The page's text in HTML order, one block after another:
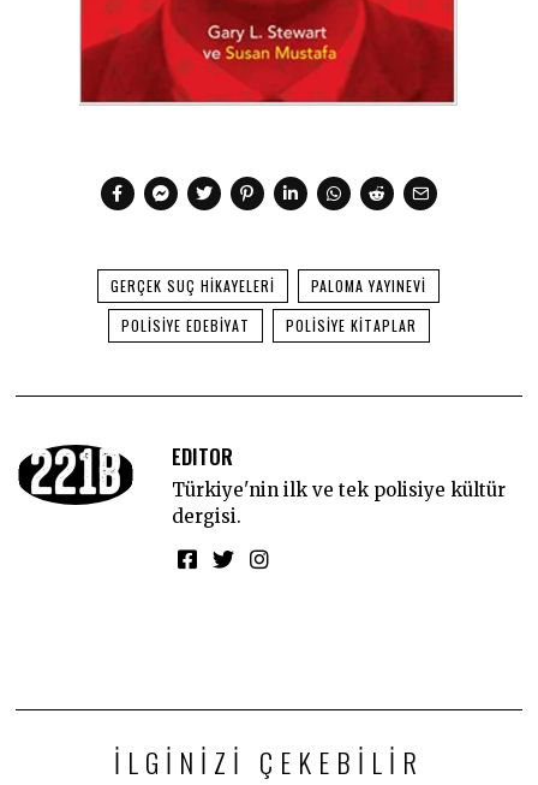
GERÇEK SUÇ HIKAYELERI
PALOMA YAYINEVI
POLISIYE EDEBIYAT
POLISIYE KITAPLAR
EDITOR
Türkiye'nin ilk ve tek polisiye kültür
dergisi.
İLGINIZI ÇEKEBILIR